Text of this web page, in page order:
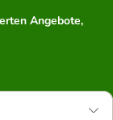
Angebote,